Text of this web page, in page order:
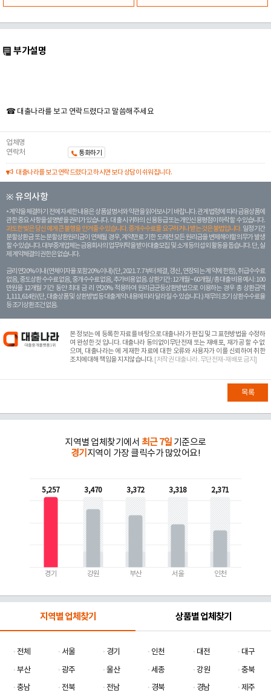
부가설명
☎ 대출나라를 보고 연락드렸다고 말씀해주세요
업체명
연락처
통화하기
대출나라를 보고 연락드렸다고 하시면 보다 상담이 쉬워집니다.
※ 유의사항
계약을 체결하기 전에 자세한 내용은 상품설명서와 약관을 읽어보시기 바랍니다. 관계 법령에 따라 금융상품에
관한 중요 사항을 설명받을 권리가 있습니다. 대 출 시 귀하의 신용등급 또는 개인신용평점이 하락할 수 있습니다.
과도한 빚은 당신 에게 큰 불행을 안겨줄 수 있습니다. 중개수수료를 요구하거나 받는 것은 불법입니다. 일정 기간
분할상환금 또는 분할상환원리금이 연체될 경우, 계약만료 기한 도래전 모든 원리금을 변제해야할 의무가 발생
할 수 있습니다. 대부중개업체는 금융회사의 업무위탁을 받아 대출모집 및 소개 등의 섭외 활동을 돕습니다. 단, 실
제 계약체결의 권한은 없습니다.
금리 연20% 이내 (연체이자율 포함 20% 이내) (단, 2021. 7. 7부터 체결, 갱신, 연장되는 계 약에 한함), 취급수수료
없음, 중도상환 수수료 없음, 중개수수료 없음, 추가비용 없음. 상환기간 : 12개월 ~ 60개월 / 총 대출 비용 예시 : 100
만원을 12개월 기간 동안 최대 금 리 연20% 적용하여 원리금균등상환방법으로 이용하는 경우 총 상환금액
1,111,614원 (단, 대출상품 및 상환방법 등 대출계약 내용에 따라 달라질 수 있습니다.) 채무의 조기 상환수수료율
등 조기상환조건 없음.
본 정보는에 등록한 자료를 바탕으로 대출나라가 편집 및 그 표현방법을 수정하
여 완성한 것 입니다. 대출나라 동의없이무단전재 또는 재배포, 재가공 할 수 없
으며, 대출나라는 에 게재한 자료에 대한 오류와 사용자가 이를 신뢰하여 취한
조치에대해 책임을 지지않습니다. [저작권 대출나라. 무단전재-재배포 금지]
목록
지역별 업체찾기에서 최근 7일 기준으로
경기 지역이 가장 클릭수가 많았어요!
5,257
경기
3,470
강원
3,372
부산
3,318
서울
2,371
인천
지역별 업체찾기 상품별 업체찾기
전체 서울 경기 인천 대전
대구
부산
광주 울산 세종 강원
충북
충남
전북 전남 경북 경남 제주